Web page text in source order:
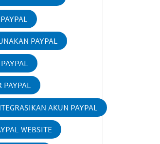
PAYPAL
PAYPAL
AKUN PAYPAL
WEBSITE